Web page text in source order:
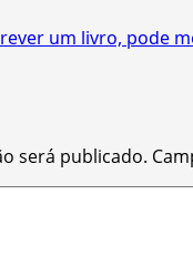
um livro, pode
será publicado.